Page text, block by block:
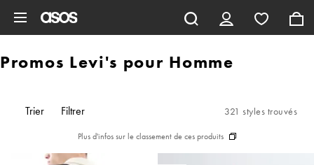
Promos Levi's pour Homme
Trier Filtrer 321 styles trouvés
Plus d'infos sur le classement de ces produits